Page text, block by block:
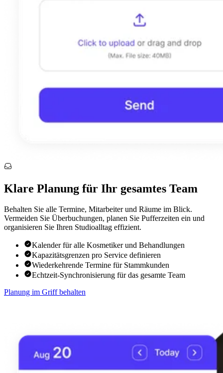
Klare Planung für Ihr gesamtes Team
Behalten Sie alle Termine, Mitarbeiter und Räume im Blick.
Vermeiden Sie Überbuchungen, planen Sie Pufferzeiten ein und
organisieren Sie Ihren Studioalltag effizient.
Kalender für alle Kosmetiker und Behandlungen
Kapazitätsgrenzen pro Service definieren
Wiederkehrende Termine für Stammkunden
Echtzeit-Synchronisierung für das gesamte Team
Planung im Griff behalten